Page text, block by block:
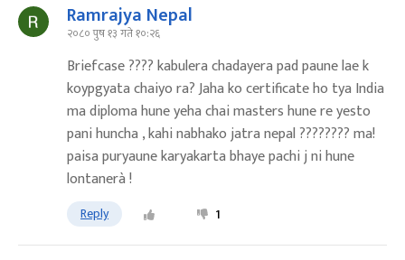
Ramrajya Nepal
२०८० पुष १३ गते १०:२६
Briefcase ???? kabulera chadayera pad paune lae k
koypgyata chaiyo ra? Jaha ko certificate ho tya India
ma diploma hune yeha chai masters hune re yesto
pani huncha , kahi nabhako jatra nepal ???????? ma!
paisa puryaune karyakarta bhaye pachi j ni hune
lontanerà !
Reply 1